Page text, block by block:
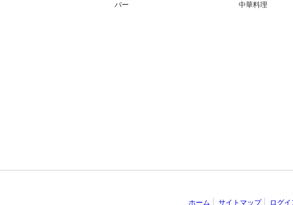
バー
中華料理
ホーム サイトマップ ログイ